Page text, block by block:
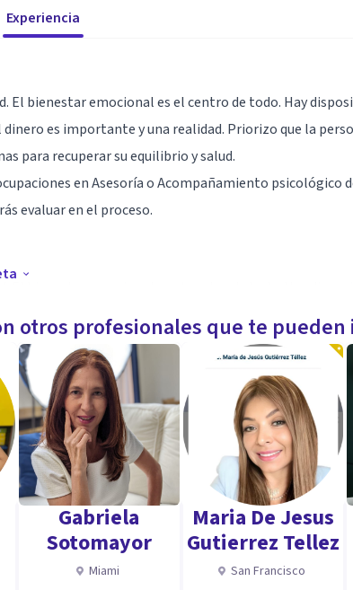
Experiencia
El bienestar emocional es el centro de todo. Hay
es importante y una realidad. Priorizo que la
para recuperar su equilibrio y salud.
en Asesoría o Acompañamiento psicológico
evaluar en el proceso.
El bienestar emocional es el centro de todo. Hay
dinero es importante y una realidad. Priorizo que la
para recuperar su equilibrio y salud.
otros profesionales que te
Gabriela
Sotomayor
Miami
Maria De Jesus
Gutierrez Tellez
San Francisco